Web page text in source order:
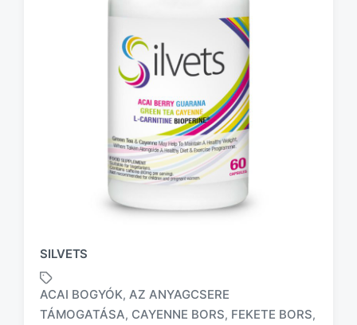
SILVETS
ACAI BOGYÓK, AZ ANYAGCSERE
TÁMOGATÁSA, CAYENNE BORS, FEKETE BORS,